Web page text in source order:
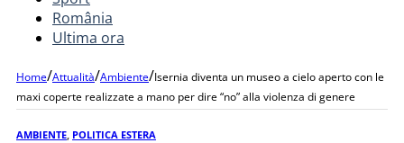
România
Ultima ora
Home/Attualità/Ambiente/Isernia diventa un museo a cielo aperto con le
maxi coperte realizzate a mano per dire “no” alla violenza di genere
AMBIENTE POLITICA ESTERA